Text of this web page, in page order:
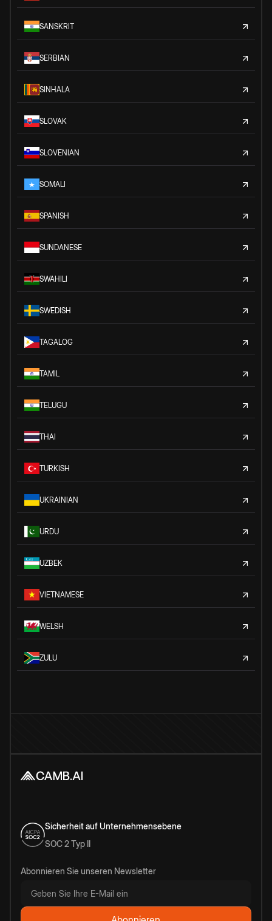
SANSKRIT
SERBIAN
SINHALA
SLOVAK
SLOVENIAN
SOMALI
SPANISH
SUNDANESE
SWAHILI
SWEDISH
TAGALOG
TAMIL
TELUGU
THAI
TURKISH
UKRAINIAN
URDU
UZBEK
VIETNAMESE
WELSH
ZULU
Sicherheit auf Unternehmensebene
SOC 2 Typ II
Abonnieren Sie unseren Newsletter